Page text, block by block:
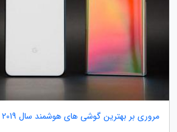
مروری بر بهترین گوشی های هوشمند سال 2019